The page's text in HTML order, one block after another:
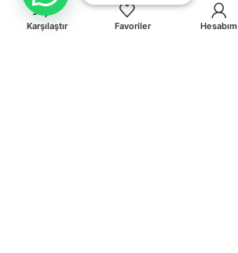
Karşılaştır Favoriler Hesabım